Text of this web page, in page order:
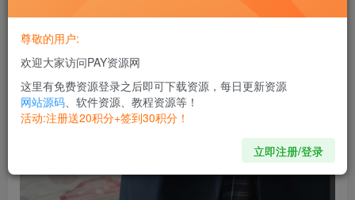
（每周更新），全部本地资源，G口宽带高防服务器，稳定
运行，承包三楼最大的美女视频站
自带统计在线人数功能，
和自动切换下一个
尊敬的用户:
欢迎大家访问PAY资源网
这里有免费资源登录之后即可下载资源，每日更新资源
网站源码、软件资源、教程资源等！
活动:注册送20积分+签到30积分！
立即注册/登录